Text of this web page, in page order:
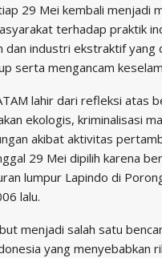
29 Mei kembali menjadi
terhadap praktik
dan industri ekstraktif yang
serta mengancam
lahir dari refleksi atas
ekologis, kriminalisasi
akibat aktivitas
29 Mei dipilih karena
lumpur Lapindo di
lalu.
menjadi salah satu
yang menyebabkan